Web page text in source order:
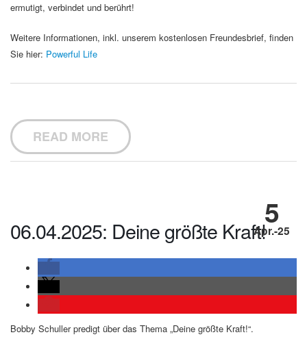
ermutigt, verbindet und berührt!
Weitere Informationen, inkl. unserem kostenlosen Freundesbrief, finden
Sie hier: Powerful Life
READ MORE
5
Apr.-25
06.04.2025: Deine größte Kraft!
Bobby Schuller predigt über das Thema „Deine größte Kraft!“.